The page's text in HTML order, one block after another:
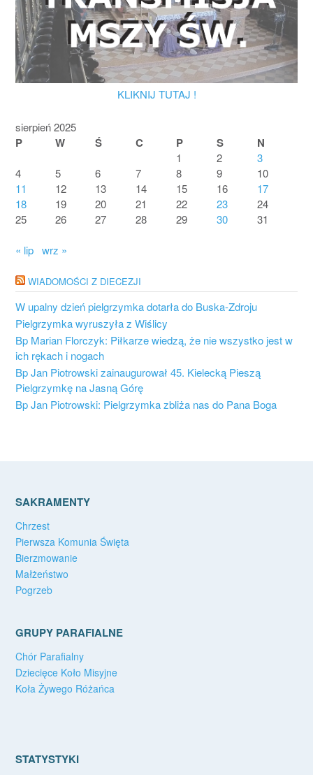
KLIKNIJ TUTAJ !
sierpień 2025
P W Ś C P S N
1 2
3
4
5 6 7 8 9
10
11
12 13 14 15 16
17
18
19 20 21 22 23
24
25
26 27 28 29 30 31
« lip wrz »
WIADOMOŚCI Z DIECEZJI
W upalny dzień pielgrzymka dotarła do Buska-Zdroju
Pielgrzymka wyruszyła z Wiślicy
Bp Marian Florczyk: Piłkarze wiedzą, że nie wszystko jest w
ich rękach i nogach
Bp Jan Piotrowski zainaugurował 45. Kielecką Pieszą
Pielgrzymkę na Jasną Górę
Bp Jan Piotrowski: Pielgrzymka zbliża nas do Pana Boga
SAKRAMENTY
Chrzest
Pierwsza Komunia Święta
Bierzmowanie
Małżeństwo
Pogrzeb
GRUPY PARAFIALNE
Chór Parafialny
Dziecięce Koło Misyjne
Koła Żywego Różańca
STATYSTYKI